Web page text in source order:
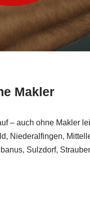
Makler
– auch ohne Makler
Niederalfingen,
Sulzdorf,